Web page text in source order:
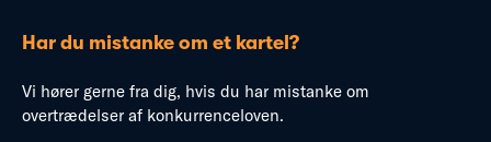
Har du mistanke om et kartel?
Vi hører gerne fra dig, hvis du har mistanke om
overtrædelser af konkurrenceloven.